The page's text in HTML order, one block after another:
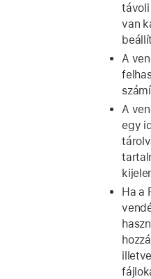
távoli
van
A
A
egy
Ha a